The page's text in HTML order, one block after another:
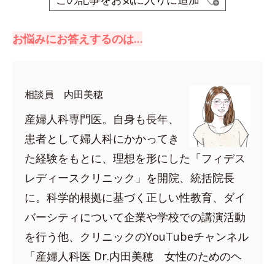
お悩みにお答えするのは…
相談員 内田美穂
産婦人科専門医。自身も長年、
患者として婦人科にかかってき
た経験をもとに、理想を形にした「フィデス
レディースクリニック」を開院、統括院長
に。科学的根拠に基づく正しい性教育、ダイ
バーシティについて企業や学校での講演活動
を行う他、クリニックのYouTubeチャンネル
「産婦人科医 Dr.内田美穂 女性のためのヘ